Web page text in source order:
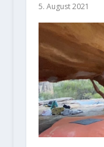
5. August 2021